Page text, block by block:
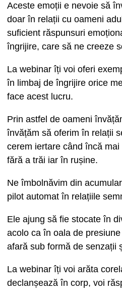
Aceste emoții e nevoie să
doar în relații cu oameni
suficient răspunsuri
îngrijire, care să ne creeze
La webinar îți voi oferi
în limbaj de îngrijire orice
face acest lucru.
Prin astfel de oameni
învățăm să oferim în relații
cerem iertare când încă
fără a trăi iar în rușine.
Ne îmbolnăvim din
pilot automat în relațiile
Ele ajung să fie stocate în
acolo ca în oala de
afară sub formă de senzații
La webinar îți voi arăta
declanșează în corp, voi